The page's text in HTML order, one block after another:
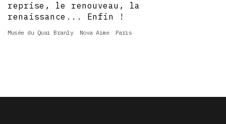
reprise, le renouveau, la
renaissance... Enfin !
Musée du Quai Branly Nova Aime Paris